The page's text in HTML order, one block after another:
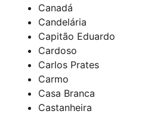
Canadá
Candelária
Capitão Eduardo
Cardoso
Carlos Prates
Carmo
Casa Branca
Castanheira